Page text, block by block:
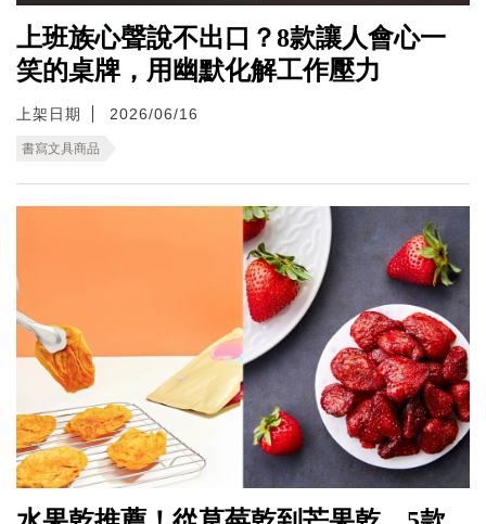
上班族心聲說不出口？8款讓人會心一
笑的桌牌，用幽默化解工作壓力
上架日期 2026/06/16
書寫文具商品